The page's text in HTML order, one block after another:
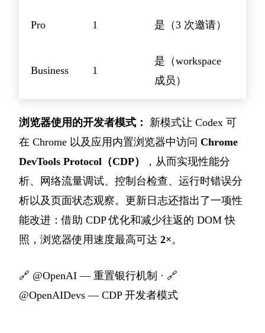
Pro 1 是（3 次邀请）
Business 1
是（workspace
成员）
浏览器使用的开发者模式：
新模式让 Codex 可
在 Chrome 以及应用内置浏览器中访问 Chrome
DevTools Protocol（CDP）
，从而实现性能分
析、网络流量调试、控制台检查、运行时错误分
析以及页面状态观察。更新日志还指出了一项性
能改进：借助 CDP 优化和减少往返的 DOM 快
照，浏览器使用速度最高可达 2×。
🔗 @OpenAI — 重置银行机制 · 🔗
@OpenAIDevs — CDP 开发者模式